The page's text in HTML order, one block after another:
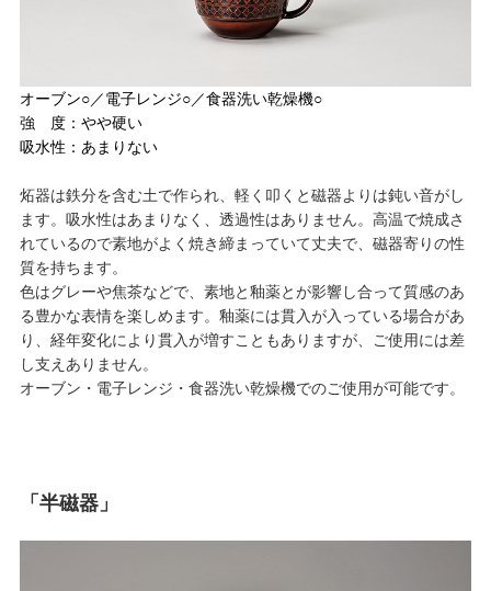
オーブン○／電子レンジ○／食器洗い乾燥機○
強 度：やや硬い
吸水性：あまりない
炻器は鉄分を含む土で作られ、軽く叩くと磁器よりは鈍い音がし
ます。吸水性はあまりなく、透過性はありません。高温で焼成さ
れているので素地がよく焼き締まっていて丈夫で、磁器寄りの性
質を持ちます。
色はグレーや焦茶などで、素地と釉薬とが影響し合って質感のあ
る豊かな表情を楽しめます。釉薬には貫入が入っている場合があ
り、経年変化により貫入が増すこともありますが、ご使用には差
し支えありません。
オーブン・電子レンジ・食器洗い乾燥機でのご使用が可能です。
「半磁器」